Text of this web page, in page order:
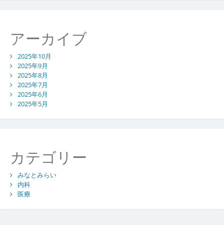
アーカイブ
2025年10月
2025年9月
2025年8月
2025年7月
2025年6月
2025年5月
カテゴリー
みなとみらい
内科
医療